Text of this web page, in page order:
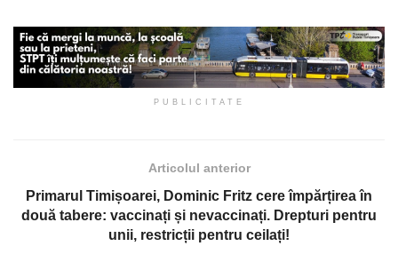
PUBLICITATE
Articolul anterior
Primarul Timișoarei, Dominic Fritz cere împărțirea în
două tabere: vaccinați și nevaccinați. Drepturi pentru
unii, restricții pentru ceilați!